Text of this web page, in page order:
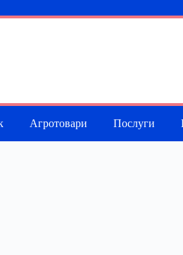
Агротовари Послуги